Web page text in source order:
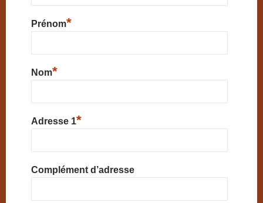
Prénom*
Nom*
Adresse 1*
Complément d’adresse